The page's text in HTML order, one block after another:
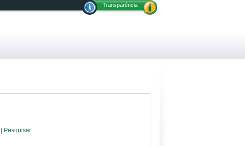
Transparência
| Pesquisar